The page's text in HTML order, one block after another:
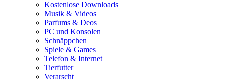
Kostenlose Downloads
Musik & Videos
Parfums & Deos
PC und Konsolen
Schnäppchen
Spiele & Games
Telefon & Internet
Tierfutter
Verarscht